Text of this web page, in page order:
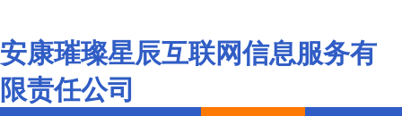
安康璀璨星辰互联网信息服务有
限责任公司